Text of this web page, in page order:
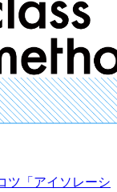
ツ「アイソレーシ